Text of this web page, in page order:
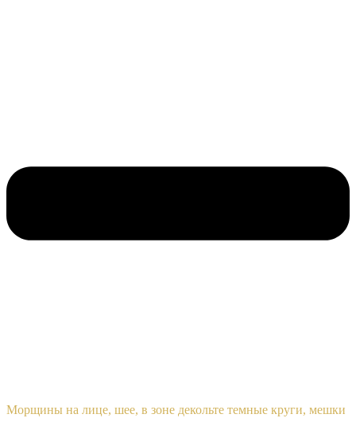
Морщины на лице, шее, в зоне декольте темные круги, мешки